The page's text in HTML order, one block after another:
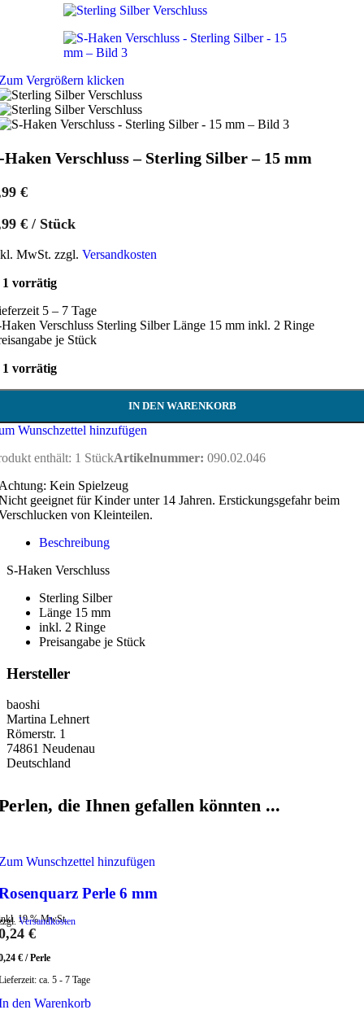
Vergrößern klicken
Haken Verschluss – Sterling Silber – 15 mm
€
€ / Stück
MwSt. zzgl. Versandkosten
1 vorrätig
5 – 7 Tage
Verschluss Sterling Silber Länge 15 mm inkl. 2 Ringe
je Stück
1 vorrätig
IN DEN WARENKORB
Wunschzettel hinzufügen
enthält: 1 StückArtikelnummer: 090.02.046
Kein Spielzeug
geeignet für Kinder unter 14 Jahren. Erstickungsgefahr beim
von Kleinteilen.
Beschreibung
S-Haken Verschluss
Sterling Silber
Länge 15 mm
inkl. 2 Ringe
Preisangabe je Stück
Hersteller
baoshi
Martina Lehnert
Römerstr. 1
74861 Neudenau
Deutschland
die Ihnen gefallen könnten ...
Wunschzettel hinzufügen
Perle 6 mm
19 % MwSt.
Versandkosten
€
€ /Perle
ca. 5 - 7 Tage
den Warenkorb